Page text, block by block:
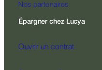
Nos partenaires
Épargner chez Lucya
Ouvrir un contrat